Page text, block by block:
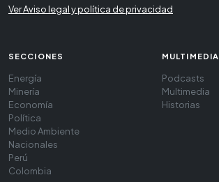
Ver Aviso legal y política de privacidad
SECCIONES
Energía
Minería
Economía
Política
Medio Ambiente
Nacionales
Perú
Colombia
MULTIMEDIA
Podcasts
Multimedia
Historias